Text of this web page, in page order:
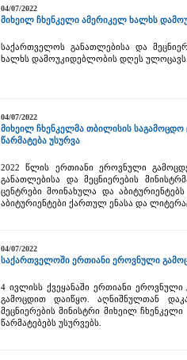
04/07/2022
მიხეილ ჩხენკელი ამერიკელ ხალხს
საქართველოს განათლებისა და
ხალხს დამოუკიდებლობის დღეს ულოცავს.
04/07/2022
მიხეილ ჩხენკელმა თბილისის საგამოცდო
წარმატება უსურვა
2022 წლის ერთიანი ეროვნული
განათლებისა და მეცნიერების
ცენტრები მოინახულა და
აბიტურიენტები ქართულ ენასა და
04/07/2022
საქართველოში ერთიანი ეროვნული
4 ივლისს ქვეყანაში ერთიანი
გამოცდით დაიწყო. აღნიშნულთან
მეცნიერების მინისტრი მიხეილ
წარმატებებს უსურვებს.